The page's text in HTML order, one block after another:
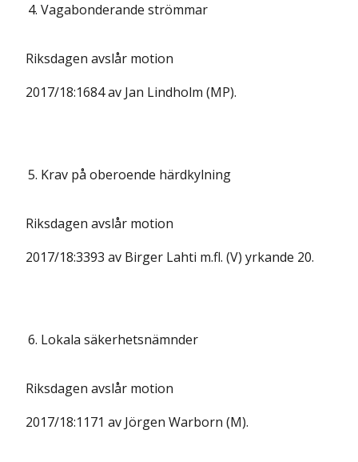
4. Vagabonderande strömmar
Riksdagen avslår motion
2017/18:1684 av Jan Lindholm (MP).
5. Krav på oberoende härdkylning
Riksdagen avslår motion
2017/18:3393 av Birger Lahti m.fl. (V) yrkande 20.
6. Lokala säkerhetsnämnder
Riksdagen avslår motion
2017/18:1171 av Jörgen Warborn (M).